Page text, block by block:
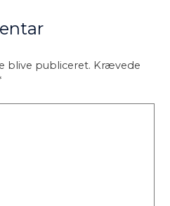
blive publiceret. Krævede